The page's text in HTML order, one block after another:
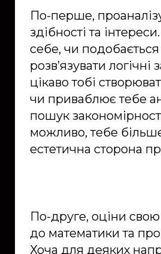
По-перше,
здібності та
себе, чи подобається
розв’язувати логічні
цікаво тобі
чи приваблює тебе
пошук
можливо, тебе
естетична сторона
По-друге, оціни свою
до математики та
Хоча для деяких